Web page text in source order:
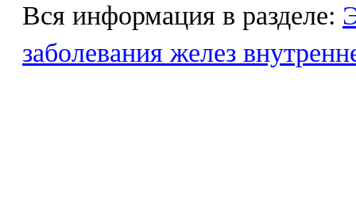
Вся информация в разделе:
заболевания желез